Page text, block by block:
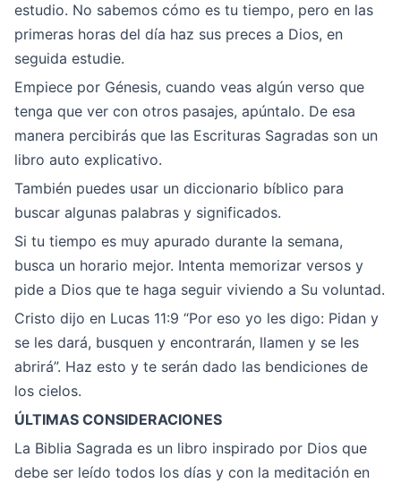
estudio. No sabemos cómo es tu tiempo, pero en las
primeras horas del día haz sus preces a Dios, en
seguida estudie.
Empiece por Génesis, cuando veas algún verso que
tenga que ver con otros pasajes, apúntalo. De esa
manera percibirás que las Escrituras Sagradas son un
libro auto explicativo.
También puedes usar un diccionario bíblico para
buscar algunas palabras y significados.
Si tu tiempo es muy apurado durante la semana,
busca un horario mejor. Intenta memorizar versos y
pide a Dios que te haga seguir viviendo a Su voluntad.
Cristo dijo en Lucas 11:9 “Por eso yo les digo: Pidan y
se les dará, busquen y encontrarán, llamen y se les
abrirá”. Haz esto y te serán dado las bendiciones de
los cielos.
ÚLTIMAS CONSIDERACIONES
La Biblia Sagrada es un libro inspirado por Dios que
debe ser leído todos los días y con la meditación en